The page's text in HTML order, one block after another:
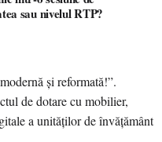
sau nivelul RTP?